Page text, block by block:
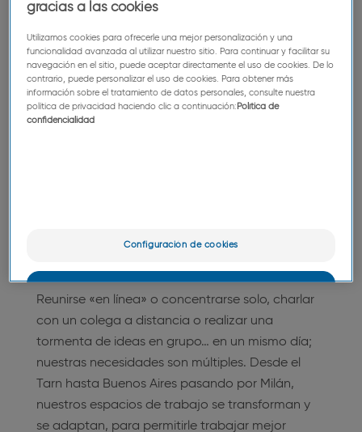
para ofrecerle una calidad
de vida en el trabajo
óptima.
nuevos usos
Reunirse «en línea» o concentrarse solo, charlar
con un colega a distancia o realizar una
tormenta de ideas en grupo… en un mismo día;
nuestras necesidades son múltiples. Desde el
Tarn hasta Buenos Aires pasando por Milán,
nuestros espacios de trabajo se transforman y
se adaptan, para permitirle trabajar mejor
gracias a las cookies
Utilizamos cookies para ofrecerle una mejor personalización y una
funcionalidad avanzada al utilizar nuestro sitio. Para continuar y facilitar su
navegación en el sitio, puede aceptar directamente el uso de cookies. De lo
contrario, puede personalizar el uso de cookies. Para obtener más
información sobre el tratamiento de datos personales, consulte nuestra
política de privacidad haciendo clic a continuación: Política de
confidencialidad
Configuración de cookies
Sólo lo esencial